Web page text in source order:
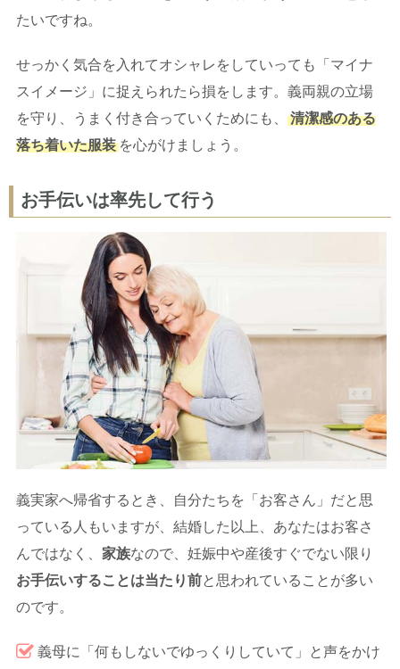
たいですね。
せっかく気合を入れてオシャレをしていっても「マイナ
スイメージ」に捉えられたら損をします。義両親の立場
を守り、うまく付き合っていくためにも、
清潔感のある
落ち着いた服装 を心がけましょう。
お手伝いは率先して行う
義実家へ帰省するとき、自分たちを「お客さん」だと思
っている人もいますが、結婚した以上、あなたはお客さ
んではなく、 家族なので、妊娠中や産後すぐでない限り
お手伝いすることは当たり前と思われていることが多い
のです。
義母に「何もしないでゆっくりしていて」と声をかけ